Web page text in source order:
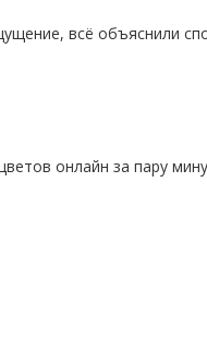
всё объяснили
онлайн за пару